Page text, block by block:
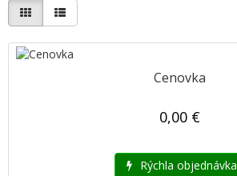
Cenovka
0,00 €
Rýchla objednávka